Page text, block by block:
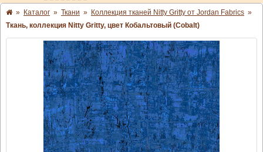
» Каталог » Ткани » Коллекция тканей Nitty Gritty от Jordan Fabrics »
Ткань, коллекция Nitty Gritty, цвет Кобальтовый (Cobalt)